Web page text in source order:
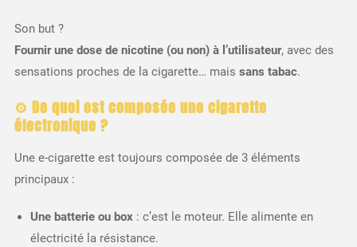
Son but ?
Fournir une dose de nicotine (ou non) à l’utilisateur, avec des
sensations proches de la cigarette… mais sans tabac.
⚙️ De quoi est composée une cigarette
électronique ?
Une e-cigarette est toujours composée de 3 éléments
principaux :
Une batterie ou box: c’est le moteur. Elle alimente en
électricité la résistance.